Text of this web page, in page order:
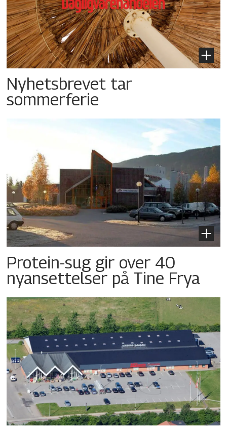
Nyhetsbrevet tar
sommerferie
Protein-sug gir over 40
nyansettelser på Tine Frya